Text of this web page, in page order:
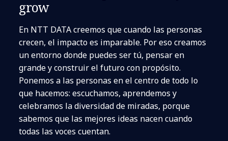
MERLIN Properties y NTT DATA
impulsan el primer certificado
grow
En NTT DATA creemos que cuando las personas
crecen, el impacto es imparable. Por eso creamos
un entorno donde puedes ser tú, pensar en
grande y construir el futuro con propósito.
Ponemos a las personas en el centro de todo lo
que hacemos: escuchamos, aprendemos y
celebramos la diversidad de miradas, porque
sabemos que las mejores ideas nacen cuando
todas las voces cuentan.